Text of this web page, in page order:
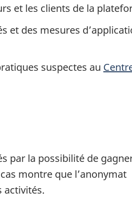
et les clients de la
et des mesures
suspectes au
par la possibilité de
montre que l’anonymat
activités.